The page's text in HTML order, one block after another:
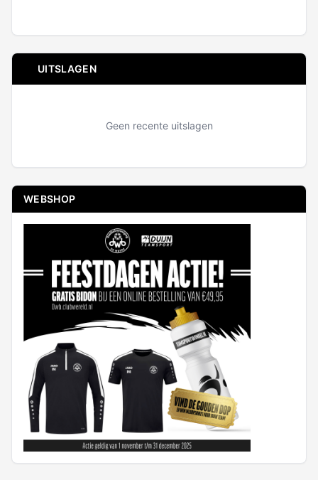
UITSLAGEN
Geen recente uitslagen
WEBSHOP